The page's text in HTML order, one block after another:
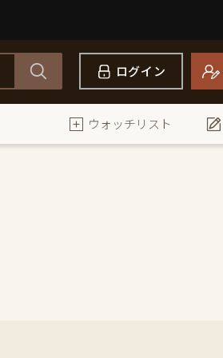
ログイン
ウォッチリスト